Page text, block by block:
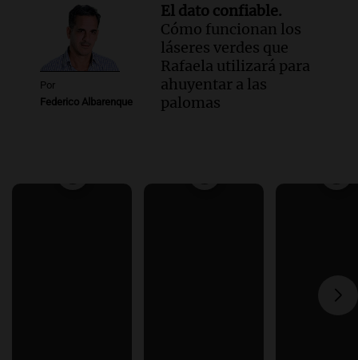
Por
Federico Albarenque
El dato confiable.
Cómo funcionan los
láseres verdes que
Rafaela utilizará para
ahuyentar a las
palomas